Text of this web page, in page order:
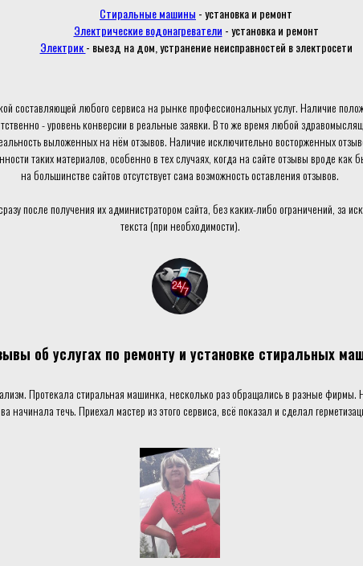
Стиральные машины - установка и ремонт
Электрические водонагреватели - установка и ремонт
Электрик- выезд на дом, устранение неисправностей в электросети
составляющей любого сервиса на рынке профессиональных услуг. Наличие
- уровень конверсии в реальные заявки. В то же время любой
выложенных на нём отзывов. Наличие исключительно восторженных
таких материалов, особенно в тех случаях, когда на сайте отзывы вроде как
на большинстве сайтов отсутствует сама возможность оставления отзывов.
после получения их администратором сайта, без каких-либо ограничений, за
текста (при необходимости).
об услугах по ремонту и установке стиральных
Протекала стиральная машинка, несколько раз обращались в разные фирмы.
начинала течь. Приехал мастер из этого сервиса, всё показал и сделал